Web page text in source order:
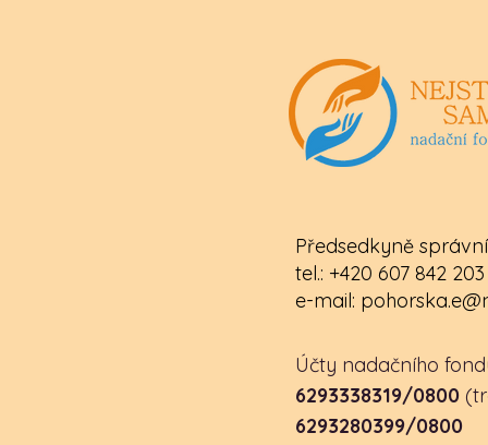
Předsedkyně
tel.: +420 607 842 203
e-mail:
Účty nadačního
6293338319/0800
6293280399/0800